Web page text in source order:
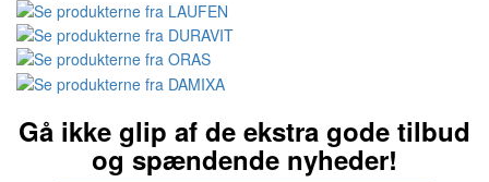
Gå ikke glip af de ekstra gode tilbud
og spændende nyheder!